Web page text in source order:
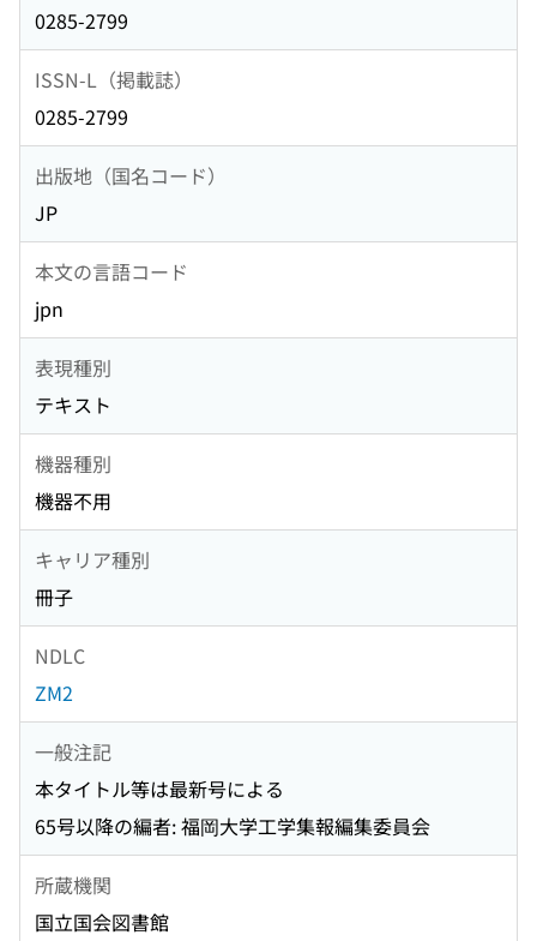
0285-2799
ISSN-L（掲載誌）
0285-2799
出版地（国名コード）
JP
本文の言語コード
jpn
表現種別
テキスト
機器種別
機器不用
キャリア種別
冊子
NDLC
ZM2
一般注記
本タイトル等は最新号による
65号以降の編者: 福岡大学工学集報編集委員会
所蔵機関
国立国会図書館